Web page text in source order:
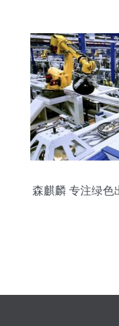
森麒麟 专注绿色